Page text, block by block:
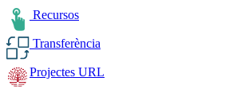
Recursos
Transferència
Projectes URL